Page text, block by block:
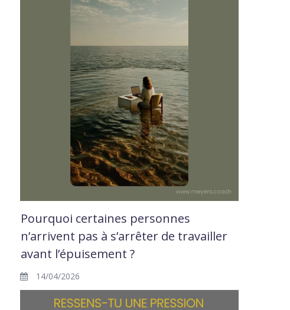
Pourquoi certaines personnes
n’arrivent pas à s’arrêter de travailler
avant l’épuisement ?
14/04/2026